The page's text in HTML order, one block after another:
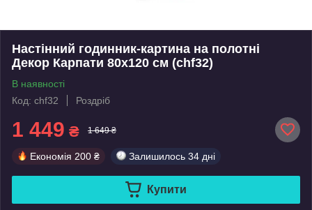
Настінний годинник-картина на полотні
Декор Карпати 80x120 см (chf32)
В наявності
Код: chf32
Роздріб
1 449 ₴ 1 649 ₴
Економія 200 ₴ Залишилось 34 дні
Купити